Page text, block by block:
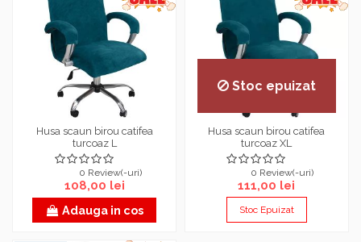
Husa scaun birou catifea
turcoaz L
0 Review(-uri)
108,00 lei
Adauga in cos
Stoc epuizat
Husa scaun birou catifea
turcoaz XL
0 Review(-uri)
111,00 lei
Stoc Epuizat